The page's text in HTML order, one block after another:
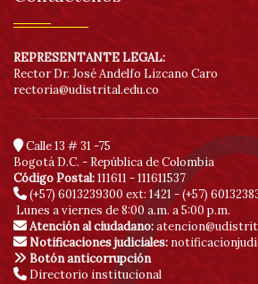
REPRESENTANTE LEGAL:
Rector Dr. José Andelfo Lizcano Caro
rectoria@udistrital.edu.co
Calle 13 # 31 -75
Bogotá D.C. - República de Colombia
Código Postal:111611 - 111611537
(+57) 6013239300 ext: 1421 - (+57)
Lunes a viernes de 8:00 a.m. a 5:00 p.m.
Atención al ciudadano:
Notificaciones judiciales:
Botón anticorrupción
Directorio institucional